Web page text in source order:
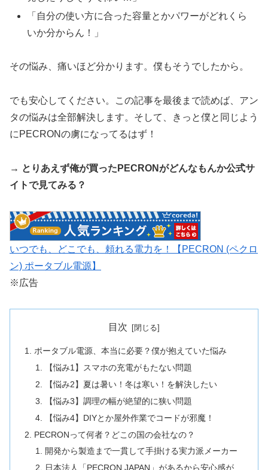
「自分の使い方に合った容量とかパワーがどれくら
いか分からん！」
その悩み、痛いほど分かります。僕もそうでしたから。
でも安心してください。この記事を最後まで読めば、アン
タの悩みは全部解決します。そして、きっと僕と同じよう
にPECRONの虜になってるはず！
→ とりあえず俺が買ったPECRONがどんなもんか公式サ
イトで見てみる？
いつでも、どこでも、頼れる電力を！【PECRON (ペクロ
ン) ポータブル電源】
※広告
目次
ポータブル電源、本当に必要？僕が抱えていた悩み
【悩み1】スマホの充電がもたない問題
【悩み2】夏は暑い！冬は寒い！を解決したい
【悩み3】調理の幅が絶望的に狭い問題
【悩み4】DIYとか屋外作業でコードが邪魔！
PECRONって何者？どこの国の会社なの？
開発から製造まで一貫して手掛ける実力派メーカー
日本法人「PECRON JAPAN」があるから安心感が